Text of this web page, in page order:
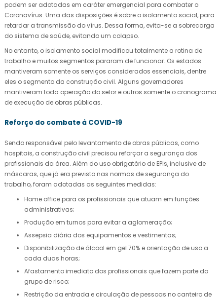
podem ser adotadas em caráter emergencial para combater o
Coronavírus. Uma das disposições é sobre o isolamento social, para
retardar a transmissão do vírus. Dessa forma, evita-se a sobrecarga
do sistema de saúde, evitando um colapso.
No entanto, o isolamento social modificou totalmente a rotina de
trabalho e muitos segmentos pararam de funcionar. Os estados
mantiveram somente os serviços considerados essenciais, dentre
eles o segmento da construção civil. Alguns governadores
mantiveram toda operação do setor e outros somente o cronograma
de execução de obras públicas.
Reforço do combate à COVID-19
Sendo responsável pelo levantamento de obras públicas, como
hospitais, a construção civil precisou reforçar a segurança dos
profissionais da área. Além do uso obrigatório de EPIs, inclusive de
máscaras, que já era previsto nas normas de segurança do
trabalho, foram adotadas as seguintes medidas:
home office para os profissionais que atuam em funções
administrativas;
produção em turnos para evitar a aglomeração;
assepsia diária dos equipamentos e vestimentas;
disponibilização de álcool em gel 70% e orientação de uso a
cada duas horas;
afastamento imediato dos profissionais que fazem parte do
grupo de risco;
restrição da entrada e circulação de pessoas no canteiro de